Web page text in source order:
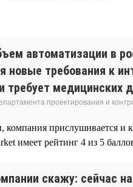
автоматизации в
новые требования к
требует медицинских
проектирования и
компания прислушивается
имеет рейтинг 4 из 5
скажу: сейчас